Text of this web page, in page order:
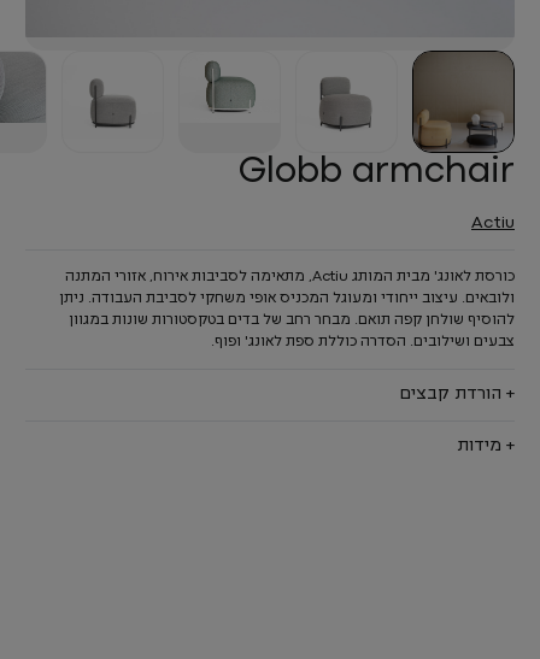
Globb armchair
Actiu
כורסת לאונג' מבית המותג Actiu, מתאימה לסביבות אירוח, אזורי המתנה
ולובאים. עיצוב ייחודי ומעוגל המכניס אופי משחקי לסביבת העבודה. ניתן
להוסיף שולחן קפה תואם. מבחר רחב של בדים בטקסטורות שונות במגוון
צבעים ושילובים. הסדרה כוללת ספת לאונג' ופוף.
+ הורדת קבצים
+ מידות